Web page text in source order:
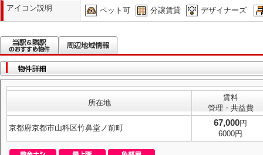
アイコン説明 ペット可 分譲賃貸 デザイナーズ
所在地
賃料
管理・共益費
京都府京都市山科区竹鼻堂ノ前町
67,000円
6000円